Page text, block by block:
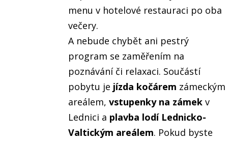
menu v hotelové restauraci po oba
večery.
A nebude chybět ani pestrý
program se zaměřením na
poznávání či relaxaci. Součástí
pobytu je jízda kočárem zámeckým
areálem,vstupenky na zámek v
Lednici a plavba lodí Lednicko-
Valtickým areálem. Pokud byste